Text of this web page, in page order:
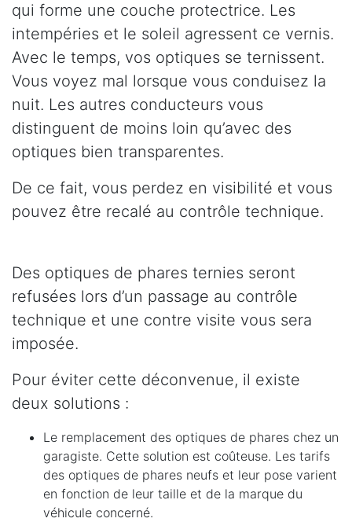
qui forme une couche protectrice. Les
intempéries et le soleil agressent ce vernis.
Avec le temps, vos optiques se ternissent.
Vous voyez mal lorsque vous conduisez la
nuit. Les autres conducteurs vous
distinguent de moins loin qu’avec des
optiques bien transparentes.
De ce fait, vous perdez en visibilité et vous
pouvez être recalé au contrôle technique.
Des optiques de phares ternies seront
refusées lors d’un passage au contrôle
technique et une contre visite vous sera
imposée.
Pour éviter cette déconvenue, il existe
deux solutions :
Le remplacement des optiques de phares chez un
garagiste. Cette solution est coûteuse. Les tarifs
des optiques de phares neufs et leur pose varient
en fonction de leur taille et de la marque du
véhicule concerné.